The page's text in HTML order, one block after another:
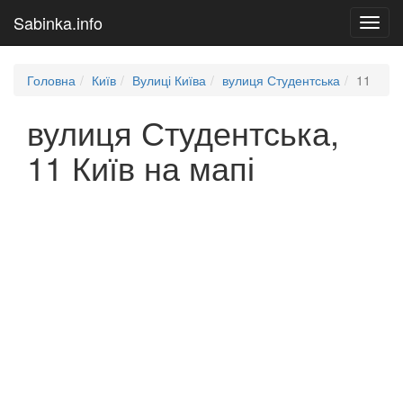
Sabinka.info
Головна Київ Вулиці Київа вулиця Студентська 11
вулиця Студентська,
11 Київ на мапі